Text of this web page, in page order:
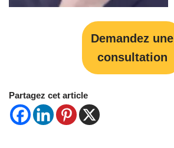
Demandez une
consultation
Partagez cet article